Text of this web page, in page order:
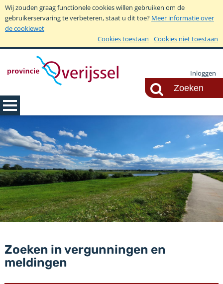
Wij zouden graag functionele cookies willen gebruiken om de
gebruikerservaring te verbeteren, staat u dit toe? Meer informatie over
de cookiewet
Cookies toestaan
Cookies niet toestaan
Inloggen
Zoeken in vergunningen en
meldingen